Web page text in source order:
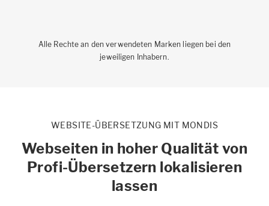
Alle Rechte an den verwendeten Marken liegen bei den
jeweiligen Inhabern.
WEBSITE-ÜBERSETZUNG MIT MONDIS
Webseiten in hoher Qualität von
Profi-Übersetzern lokalisieren
lassen